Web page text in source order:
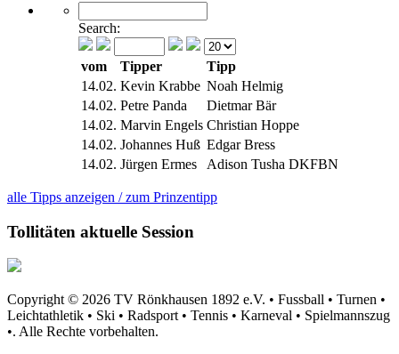
Search:
vom Tipper
Tipp
14.02. Kevin Krabbe Noah Helmig
14.02. Petre Panda
Dietmar Bär
14.02. Marvin Engels Christian Hoppe
14.02. Johannes Huß Edgar Bress
14.02. Jürgen Ermes Adison Tusha DKFBN
alle Tipps anzeigen / zum Prinzentipp
Tollitäten aktuelle Session
Copyright © 2026 TV Rönkhausen 1892 e.V. • Fussball • Turnen •
Leichtathletik • Ski • Radsport • Tennis • Karneval • Spielmannszug
•. Alle Rechte vorbehalten.